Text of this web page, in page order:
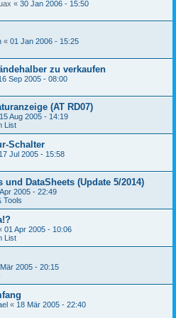
« 30 Jan 2006 - 15:50
« 01 Jan 2006 - 15:25
zu verkaufen
Sep 2005 - 08:00
(AT RD07)
15 Aug 2005 - 14:19
List
Schalter
17 Jul 2005 - 15:58
DataSheets (Update 5/2014)
2005 - 22:49
Tools
01 Apr 2005 - 10:06
List
2005 - 20:15
« 18 Mär 2005 - 22:40